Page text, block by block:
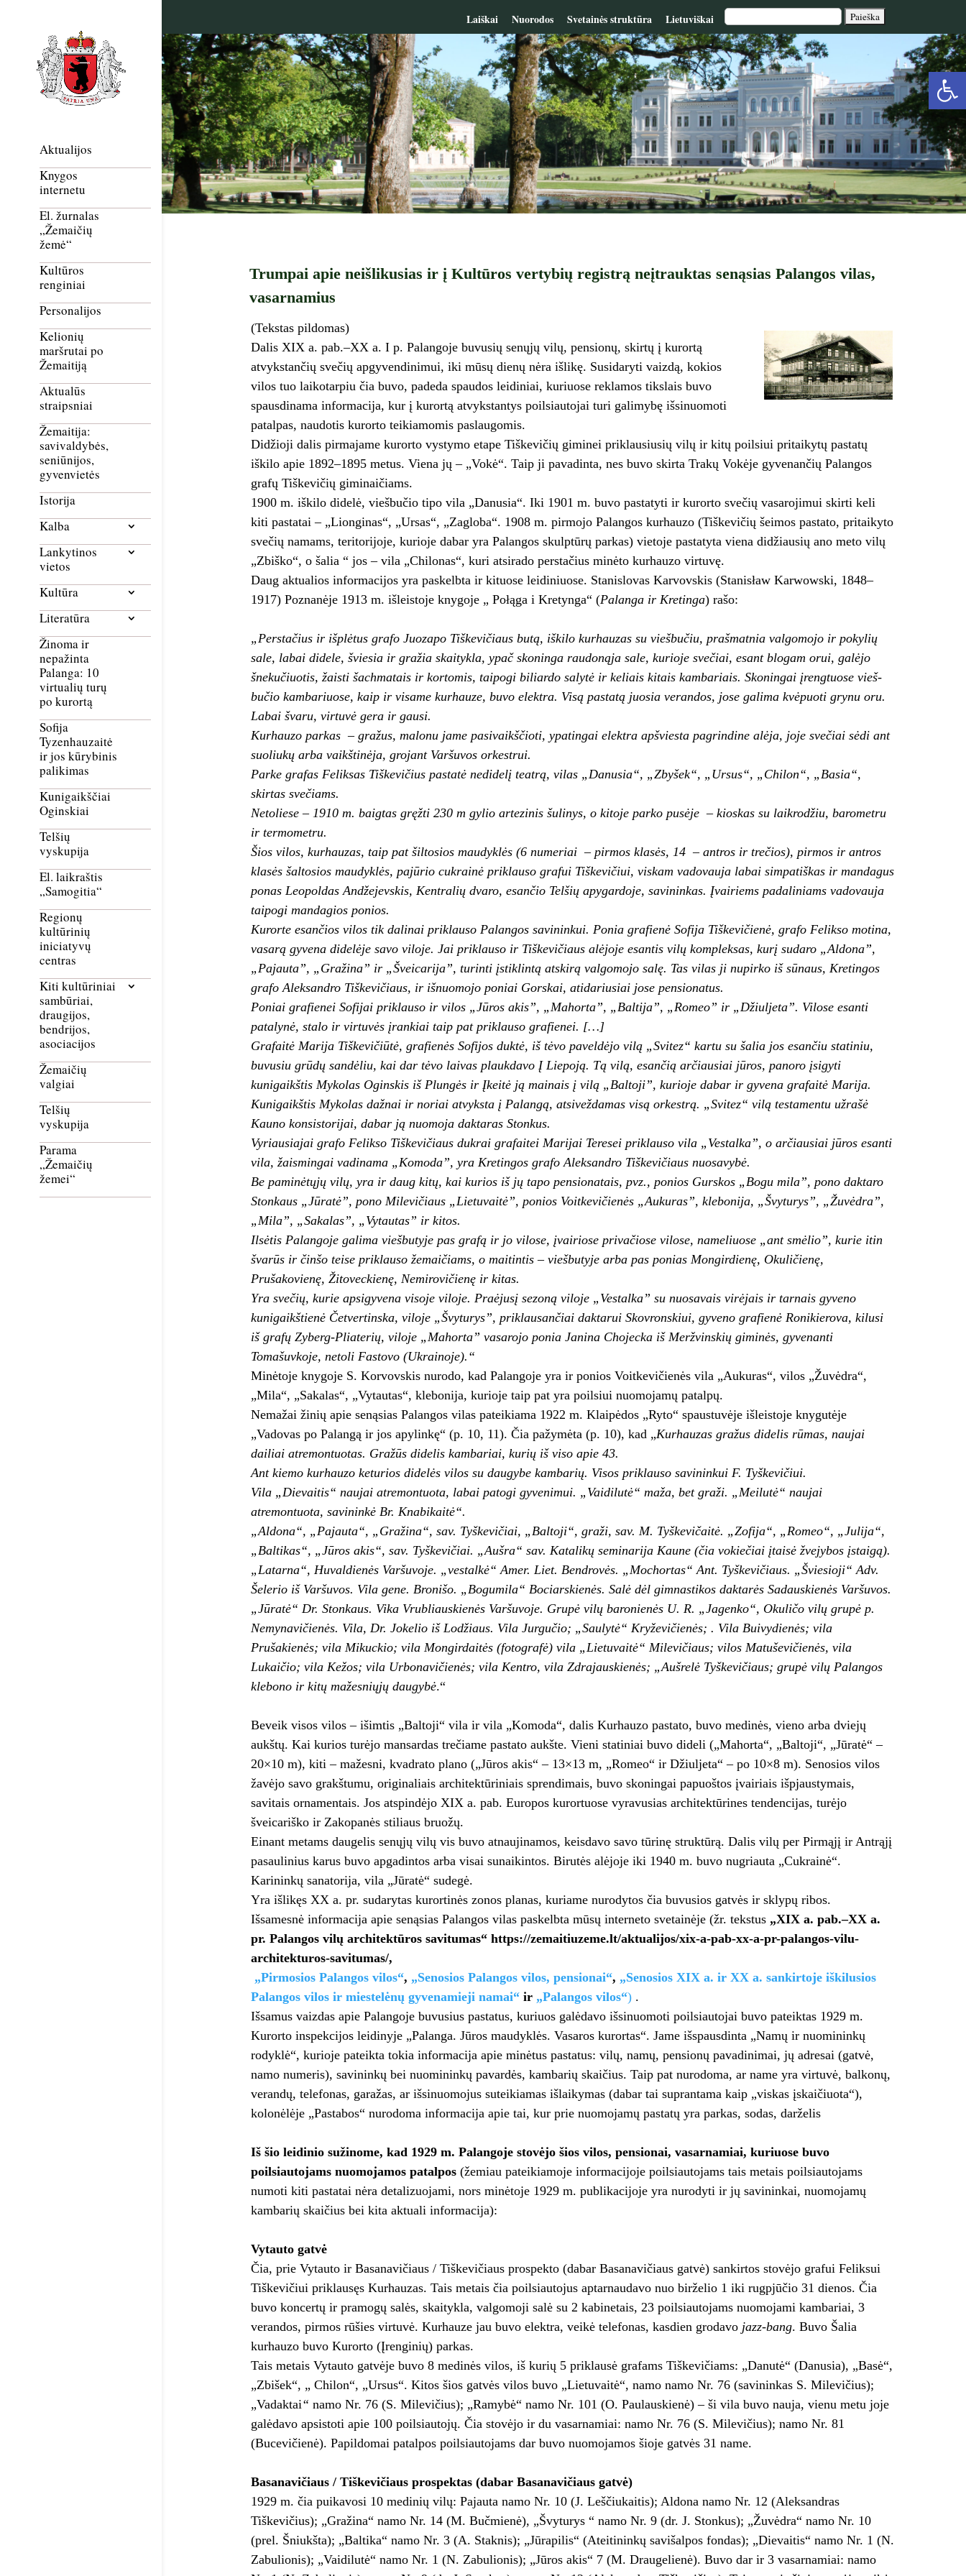
Laiškai Nuorodos Svetainės struktūra Lietuviškai
Aktualijos
Knygos
internetu
El. žurnalas
„Žemaičių
žemė“
Kultūros
renginiai
Personalijos
Kelionių
maršrutai po
Žemaitiją
Aktualūs
straipsniai
Žemaitija:
savivaldybės,
seniūnijos,
gyvenvietės
Istorija
Kalba
Lankytinos
vietos
Kultūra
Literatūra
Žinoma ir
nepažinta
Palanga: 10
virtualių turų
po kurortą
Sofija
Tyzenhauzaitė
ir jos kūrybinis
palikimas
Kunigaikščiai
Oginskiai
Telšių
vyskupija
El. laikraštis
„Samogitia“
Regionų
kultūrinių
iniciatyvų
centras
Kiti kultūriniai
sambūriai,
draugijos,
bendrijos,
asociacijos
Žemaičių
valgiai
Telšių
vyskupija
Parama
„Žemaičių
žemei“
Trumpai apie neišlikusias ir į Kultūros vertybių registrą neįtrauktas senąsias Palangos vilas,
vasarnamius
(Tekstas pildomas)
Dalis XIX a. pab.–XX a. I p. Palangoje buvusių senųjų vilų, pensionų, skirtų į kurortą
atvykstančių svečių apgyvendinimui, iki mūsų dienų nėra išlikę. Susidaryti vaizdą, kokios
vilos tuo laikotarpiu čia buvo, padeda spaudos leidiniai, kuriuose reklamos tikslais buvo
spausdinama informacija, kur į kurortą atvykstantys poilsiautojai turi galimybę išsinuomoti
patalpas, naudotis kurorto teikiamomis paslaugomis.
Didžioji dalis pirmajame kurorto vystymo etape Tiškevičių giminei priklausiusių vilų ir kitų poilsiui pritaikytų pastatų
iškilo apie 1892–1895 metus. Viena jų – „Vokė“. Taip ji pavadinta, nes buvo skirta Trakų Vokėje gyvenančių Palangos
grafų Tiškevičių giminaičiams.
1900 m. iškilo didelė, viešbučio tipo vila „Danusia“. Iki 1901 m. buvo pastatyti ir kurorto svečių vasarojimui skirti keli
kiti pastatai – „Lionginas“, „Ursas“, „Zagloba“. 1908 m. pirmojo Palangos kurhauzo (Tiškevičių šeimos pastato, pritaikyto
svečių namams, teritorijoje, kurioje dabar yra Palangos skulptūrų parkas) vietoje pastatyta viena didžiausių ano meto vilų
„Zbiško“, o šalia “ jos – vila „Chilonas“, kuri atsirado perstačius minėto kurhauzo virtuvę.
Daug aktualios informacijos yra paskelbta ir kituose leidiniuose. Stanislovas Karvovskis (Stanisław Karwowski, 1848–
1917) Poznanėje 1913 m. išleistoje knygoje „ Połąga i Kretynga“ (Palanga ir Kretinga) rašo:
„Perstačius ir išplėtus grafo Juozapo Tiškevičiaus butą, iškilo kurhauzas su viešbučiu, prašmatnia val­gomojo ir pokylių
sale, labai didele, šviesia ir gražia skaitykla, ypač skoninga raudonąja sale, kurioje sve­čiai, esant blogam orui, galėjo
šnekučiuotis, žaisti šachmatais ir kortomis, taipogi biliardo salytė ir ke­liais kitais kambariais. Skoningai įrengtuose vieš­
bučio kambariuose, kaip ir visame kurhauze, buvo elektra. Visą pastatą juosia verandos, jose galima kvė­puoti grynu oru.
Labai švaru, virtuvė gera ir gausi.
Kurhauzo parkas – gražus, malonu jame pasi­vaikščioti, ypatingai elektra apšviesta pagrindine alėja, joje svečiai sėdi ant
suoliukų arba vaikštinėja, grojant Varšuvos orkestrui.
Parke grafas Feliksas Tiškevičius pastatė nedidelį teatrą, vilas „Danusia“, „Zbyšek“, „Ursus“, „Chilon“, „Basia“,
skirtas svečiams.
Netoliese – 1910 m. baigtas gręžti 230 m gylio artezinis šulinys, o kitoje parko pusėje – kioskas su laikrodžiu, barometru
ir termometru.
Šios vilos, kurhauzas, taip pat šiltosios maudy­klės (6 numeriai – pirmos klasės, 14 – antros ir tre­čios), pirmos ir antros
klasės šaltosios maudyklės, pajūrio cukrainė priklauso grafui Tiškevičiui, vis­kam vadovauja labai simpatiškas ir mandagus
ponas Leopoldas Andžejevskis, Kentralių dvaro, esančio Telšių apygardoje, savininkas. Įvairiems padaliniams vadovauja
taipogi manda­gios ponios.
Kurorte esančios vilos tik dalinai priklauso Pa­langos savininkui. Ponia grafienė Sofija Tiškevičie­nė, grafo Felikso motina,
vasarą gyvena didelėje savo viloje. Jai priklauso ir Tiškevičiaus alėjoje esan­tis vilų kompleksas, kurį sudaro „Aldona”,
„Pajauta”, „Gražina” ir „Šveicarija”, turinti įstiklintą atskirą val­gomojo salę. Tas vilas ji nupirko iš sūnaus, Kretin­gos
grafo Aleksandro Tiškevičiaus, ir išnuomojo poniai Gorskai, atidariusiai jose pensionatus.
Poniai grafienei Sofijai priklauso ir vilos „Jūros akis”, „Mahorta”, „Baltija”, „Romeo” ir „Džiuljeta”. Vilose esanti
patalynė, stalo ir virtuvės įrankiai taip pat priklauso grafienei. […]
Grafaitė Marija Tiškevičiūtė, grafienės Sofijos duktė, iš tėvo paveldėjo vilą „Svitez“ kartu su šalia jos esančiu statiniu,
buvusiu grūdų sandėliu, kai dar tėvo laivas plaukdavo Į Liepoją. Tą vilą, esančią ar­čiausiai jūros, panoro įsigyti
kunigaikštis Mykolas Oginskis iš Plungės ir Įkeitė ją mainais į vilą „Bal­toji”, kurioje dabar ir gyvena grafaitė Marija.
Kuni­gaikštis Mykolas dažnai ir noriai atvyksta į Palangą, atsiveždamas visą orkestrą. „Svitez“ vilą testamentu užrašė
Kauno konsistorijai, dabar ją nuomoja dak­taras Stonkus.
Vyriausiajai grafo Felikso Tiškevičiaus dukrai grafaitei Marijai Teresei priklauso vila „Vestalka”, o arčiausiai jūros esanti
vila, žaismingai vadinama „Komoda”, yra Kretingos grafo Aleksandro Tiškevi­čiaus nuosavybė.
Be paminėtųjų vilų, yra ir daug kitų, kai kurios iš jų tapo pensionatais, pvz., ponios Gurskos „Bogu mila”, pono daktaro
Stonkaus „Jūratė”, pono Milevičiaus „Lietuvaitė”, ponios Voitkevičienės „Aukuras”, klebonija, „Švyturys”, „Žuvėdra”,
„Mila”, „Sakalas”, „Vytautas” ir kitos.
Ilsėtis Palangoje galima viešbutyje pas grafą ir jo vilose, įvairiose privačiose vilose, nameliuose „ant smėlio”, kurie itin
švarūs ir činšo teise priklauso že­maičiams, o maitintis – viešbutyje arba pas ponias Mongirdienę, Okuličienę,
Prušakovienę, Žitoveckienę, Nemirovičienę ir kitas.
Yra svečių, kurie apsigyvena visoje viloje. Praė­jusį sezoną viloje „Vestalka” su nuosavais virėjais ir tarnais gyveno
kunigaikštienė Četvertinska, viloje „Švyturys”, priklausančiai daktarui Skovronskiui, gyveno grafienė Ronikierova, kilusi
iš grafų Zyberg-Pliaterių, viloje „Mahorta” vasarojo ponia Ja­nina Chojecka iš Meržvinskių giminės, gyvenanti
Tomašuvkoje, netoli Fastovo (Ukrainoje).“
Minėtoje knygoje S. Korvovskis nurodo, kad Palangoje yra ir ponios Voitkevičienės vila „Aukuras“, vilos „Žuvėdra“,
„Mila“, „Sakalas“, „Vytautas“, klebonija, kurioje taip pat yra poilsiui nuomojamų patalpų.
Nemažai žinių apie senąsias Palangos vilas pateikiama 1922 m. Klaipėdos „Ryto“ spaustuvėje išleistoje knygutėje
„Vadovas po Palangą ir jos apylinkę“ (p. 10, 11). Čia pažymėta (p. 10), kad „Kurhauzas gražus didelis rūmas, naujai
dailiai atremontuotas. Gražūs didelis kambariai, kurių iš viso apie 43.
Ant kiemo kurhauzo keturios didelės vilos su daugybe kambarių. Visos priklauso savininkui F. Tyškevičiui.
Vila „Dievaitis“ naujai atremontuota, labai patogi gyvenimui. „Vaidilutė“ maža, bet graži. „Meilutė“ naujai
atremontuota, savininkė Br. Knabikaitė“.
„Aldona“, „Pajauta“, „Gražina“, sav. Tyškevičiai, „Baltoji“, graži, sav. M. Tyškevičaitė. „Zofija“, „Romeo“, „Julija“,
„Baltikas“, „Jūros akis“, sav. Tyškevičiai. „Aušra“ sav. Katalikų seminarija Kaune (čia vokiečiai įtaisė žvejybos įstaigą).
„Latarna“, Huvaldienės Varšuvoje. „vestalkė“ Amer. Liet. Bendrovės. „Mochortas“ Ant. Tyškevičiaus. „Šviesioji“ Adv.
Šelerio iš Varšuvos. Vila gene. Bronišo. „Bogumila“ Bociarskienės. Salė dėl gimnastikos daktarės Sadauskienės Varšuvos.
„Jūratė“ Dr. Stonkaus. Vika Vrubliauskienės Varšuvoje. Grupė vilų baronienės U. R. „Jagenko“, Okuličo vilų grupė p.
Nemynavičienės. Vila, Dr. Jokelio iš Lodžiaus. Vila Jurgučio; „Saulytė“ Kryževičienės; . Vila Buivydienės; vila
Prušakienės; vila Mikuckio; vila Mongirdaitės (fotografė) vila „Lietuvaitė“ Milevičiaus; vilos Matuševičienės, vila
Lukaičio; vila Kežos; vila Urbonavičienės; vila Kentro, vila Zdrajauskienės; „Aušrelė Tyškevičiaus; grupė vilų Palangos
klebono ir kitų mažesniųjų daugybė.“
Beveik visos vilos – išimtis „Baltoji“ vila ir vila „Komoda“, dalis Kurhauzo pastato, buvo medinės, vieno arba dviejų
aukštų. Kai kurios turėjo mansardas trečiame pastato aukšte. Vieni statiniai buvo dideli („Mahorta“, „Baltoji“, „Jūratė“ –
20×10 m), kiti – mažesni, kvadrato plano („Jūros akis“ – 13×13 m, „Romeo“ ir Džiuljeta“ – po 10×8 m). Senosios vilos
žavėjo savo grakštumu, originaliais architektūriniais sprendimais, buvo skoningai papuoštos įvairiais išpjaustymais,
savitais ornamentais. Jos atspindėjo XIX a. pab. Europos kurortuose vyravusias architektūrines tendencijas, turėjo
šveicariško ir Zakopanės stiliaus bruožų.
Einant metams daugelis senųjų vilų vis buvo atnaujinamos, keisdavo savo tūrinę struktūrą. Dalis vilų per Pirmąjį ir Antrąjį
pasaulinius karus buvo apgadintos arba visai sunaikintos. Birutės alėjoje iki 1940 m. buvo nugriauta „Cukrainė“.
Karininkų sanatorija, vila „Jūratė“ sudegė.
Yra išlikęs XX a. pr. sudarytas kurortinės zonos planas, kuriame nurodytos čia buvusios gatvės ir sklypų ribos.
Išsamesnė informacija apie senąsias Palangos vilas paskelbta mūsų interneto svetainėje (žr. tekstus „XIX a. pab.–XX a.
pr. Palangos vilų architektūros savitumas“ https://zemaitiuzeme.lt/aktualijos/xix-a-pab-xx-a-pr-palangos-vilu-
architekturos-savitumas/,
„Pirmosios Palangos vilos“, „Senosios Palangos vilos, pensionai“, „Senosios XIX a. ir XX a. sankirtoje iškilusios
Palangos vilos ir miestelėnų gyvenamieji namai“ ir „Palangos vilos“).
Išsamus vaizdas apie Palangoje buvusius pastatus, kuriuos galėdavo išsinuomoti poilsiautojai buvo pateiktas 1929 m.
Kurorto inspekcijos leidinyje „Palanga. Jūros maudyklės. Vasaros kurortas“. Jame išspausdinta „Namų ir nuomininkų
rodyklė“, kurioje pateikta tokia informacija apie minėtus pastatus: vilų, namų, pensionų pavadinimai, jų adresai (gatvė,
namo numeris), savininkų bei nuomininkų pavardės, kambarių skaičius. Taip pat nurodoma, ar name yra virtuvė, balkonų,
verandų, telefonas, garažas, ar išsinuomojus suteikiamas išlaikymas (dabar tai suprantama kaip „viskas įskaičiuota“),
kolonėlėje „Pastabos“ nurodoma informacija apie tai, kur prie nuomojamų pastatų yra parkas, sodas, darželis
Iš šio leidinio sužinome, kad 1929 m. Palangoje stovėjo šios vilos, pensionai, vasarnamiai, kuriuose buvo
poilsiautojams nuomojamos patalpos (žemiau pateikiamoje informacijoje poilsiautojams tais metais poilsiautojams
numoti kiti pastatai nėra detalizuojami, nors minėtoje 1929 m. publikacijoje yra nurodyti ir jų savininkai, nuomojamų
kambarių skaičius bei kita aktuali informacija):
Vytauto gatvė
Čia, prie Vytauto ir Basanavičiaus / Tiškevičiaus prospekto (dabar Basanavičiaus gatvė) sankirtos stovėjo grafui Feliksui
Tiškevičiui priklausęs Kurhauzas. Tais metais čia poilsiautojus aptarnaudavo nuo birželio 1 iki rugpjūčio 31 dienos. Čia
buvo koncertų ir pramogų salės, skaitykla, valgomoji salė su 2 kabinetais, 23 poilsiautojams nuomojami kambariai, 3
verandos, pirmos rūšies virtuvė. Kurhauze jau buvo elektra, veikė telefonas, kasdien grodavo jazz-bang. Buvo Šalia
kurhauzo buvo Kurorto (Įrenginių) parkas.
Tais metais Vytauto gatvėje buvo 8 medinės vilos, iš kurių 5 priklausė grafams Tiškevičiams: „Danutė“ (Danusia), „Basė“,
„Zbišek“, „ Chilon“, „Ursus“. Kitos šios gatvės vilos buvo „Lietuvaitė“, namo namo Nr. 76 (savininkas S. Milevičius);
„Vadaktai“ namo Nr. 76 (S. Milevičius); „Ramybė“ namo Nr. 101 (O. Paulauskienė) – ši vila buvo nauja, vienu metu joje
galėdavo apsistoti apie 100 poilsiautojų. Čia stovėjo ir du vasarnamiai: namo Nr. 76 (S. Milevičius); namo Nr. 81
(Bucevičienė). Papildomai patalpos poilsiautojams dar buvo nuomojamos šioje gatvės 31 name.
Basanavičiaus / Tiškevičiaus prospektas (dabar Basanavičiaus gatvė)
1929 m. čia puikavosi 10 medinių vilų: Pajauta namo Nr. 10 (J. Leščiukaitis); Aldona namo Nr. 12 (Aleksandras
Tiškevičius); „Gražina“ namo Nr. 14 (M. Bučmienė), „Švyturys “ namo Nr. 9 (dr. J. Stonkus); „Žuvėdra“ namo Nr. 10
(prel. Šniukšta); „Baltika“ namo Nr. 3 (A. Staknis); „Jūrapilis“ (Ateitininkų savišalpos fondas); „Dievaitis“ namo Nr. 1 (N.
Zabulionis); „Vaidilutė“ namo Nr. 1 (N. Zabulionis); „Jūros akis“ 7 (M. Draugelienė). Buvo dar ir 3 vasarnamiai: namo